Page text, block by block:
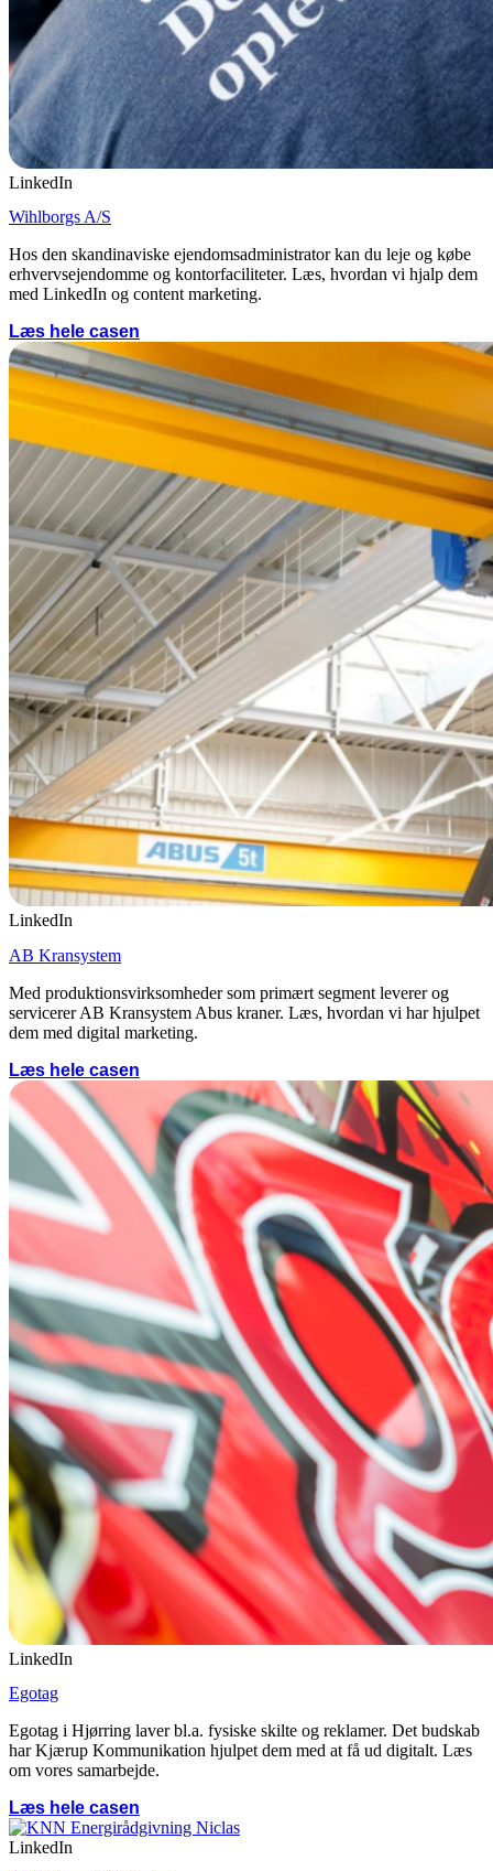
LinkedIn
Wihlborgs A/S
Hos den skandinaviske ejendomsadministrator kan du leje og købe
erhvervsejendomme og kontorfaciliteter. Læs, hvordan vi hjalp dem
med LinkedIn og content marketing.
Læs hele casen
LinkedIn
AB Kransystem
Med produktionsvirksomheder som primært segment leverer og
servicerer AB Kransystem Abus kraner. Læs, hvordan vi har hjulpet
dem med digital marketing.
Læs hele casen
LinkedIn
Egotag
Egotag i Hjørring laver bl.a. fysiske skilte og reklamer. Det budskab
har Kjærup Kommunikation hjulpet dem med at få ud digitalt. Læs
om vores samarbejde.
Læs hele casen
LinkedIn